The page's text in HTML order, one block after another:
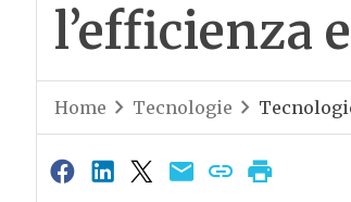
l’efficienza
Home Tecnologie